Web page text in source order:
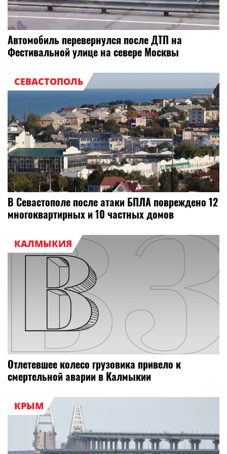
Автомобиль перевернулся после ДТП на
Фестивальной улице на севере Москвы
СЕВАСТОПОЛЬ
В Севастополе после атаки БПЛА повреждено 12
многоквартирных и 10 частных домов
КАЛМЫКИЯ
Отлетевшее колесо грузовика привело к
смертельной аварии в Калмыкии
КРЫМ